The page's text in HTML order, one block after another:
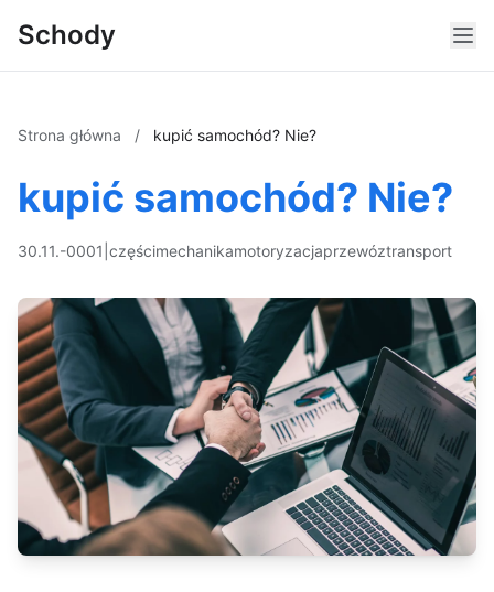
Schody
Strona główna / kupić samochód? Nie?
kupić samochód? Nie?
30.11.-0001 częścimechanikamotoryzacjaprzewóztransport